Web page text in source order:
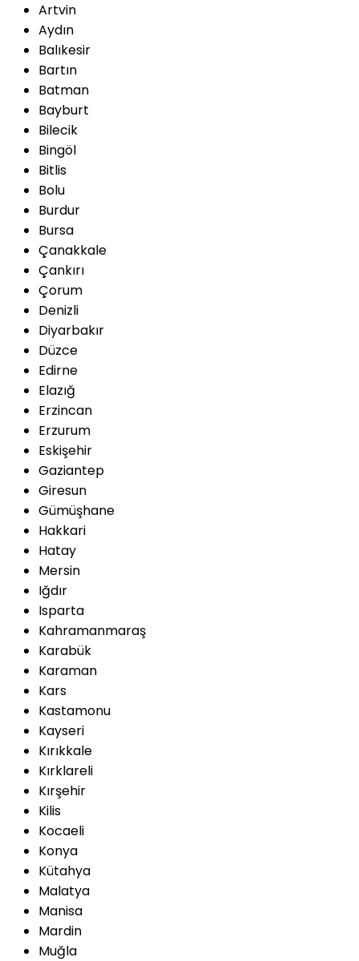
Artvin
Aydın
Balıkesir
Bartın
Batman
Bayburt
Bilecik
Bingöl
Bitlis
Bolu
Burdur
Bursa
Çanakkale
Çankırı
Çorum
Denizli
Diyarbakır
Düzce
Edirne
Elazığ
Erzincan
Erzurum
Eskişehir
Gaziantep
Giresun
Gümüşhane
Hakkari
Hatay
Mersin
Iğdır
Isparta
Kahramanmaraş
Karabük
Karaman
Kars
Kastamonu
Kayseri
Kırıkkale
Kırklareli
Kırşehir
Kilis
Kocaeli
Konya
Kütahya
Malatya
Manisa
Mardin
Muğla